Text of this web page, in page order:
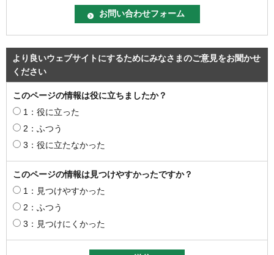
より良いウェブサイトにするためにみなさまのご意見をお聞かせ
ください
このページの情報は役に立ちましたか？
1：役に立った
2：ふつう
3：役に立たなかった
このページの情報は見つけやすかったですか？
1：見つけやすかった
2：ふつう
3：見つけにくかった